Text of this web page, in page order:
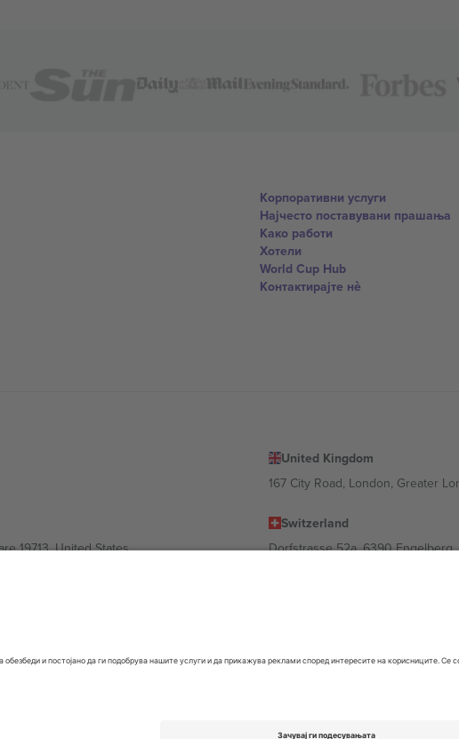
Корпоративни услуги
Најчесто поставувани прашања
Како работи
Хотели
World Cup Hub
Контактирајте нѐ
United Kingdom
167 City Road, London, Greater
19713, United States
Switzerland
Dorfstrasse 52a, 6390 Engelberg,
Sofia, Bulgaria
06700 Ciudad de México, CDMX, Mexico